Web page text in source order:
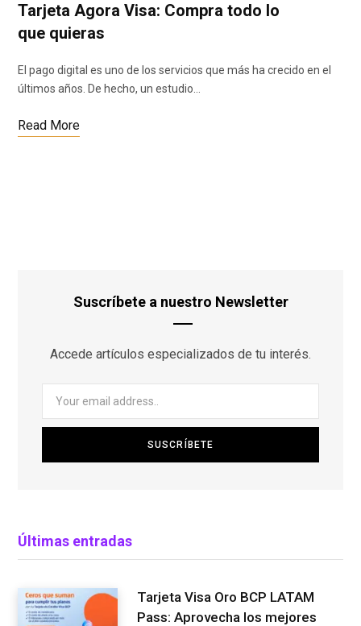
Tarjeta Agora Visa: Compra todo lo
que quieras
El pago digital es uno de los servicios que más ha crecido en el
últimos años. De hecho, un estudio…
Read More
Suscríbete a nuestro Newsletter
Accede artículos especializados de tu interés.
Últimas entradas
Tarjeta Visa Oro BCP LATAM
Pass: Aprovecha los mejores